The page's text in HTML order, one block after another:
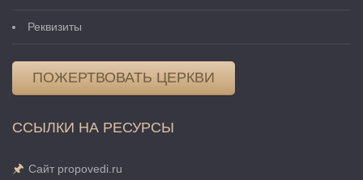
Реквизиты
ПОЖЕРТВОВАТЬ ЦЕРКВИ
ССЫЛКИ НА РЕСУРСЫ
Сайт propovedi.ru